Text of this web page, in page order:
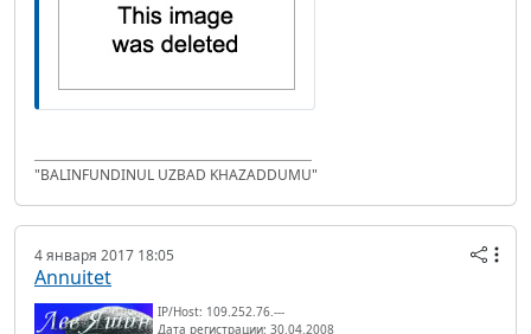
"BALINFUNDINUL UZBAD KHAZADDUMU"
4 января 2017 18:05
Annuitet
IP/Host: 109.252.76.---
Дата регистрации: 30.04.2008